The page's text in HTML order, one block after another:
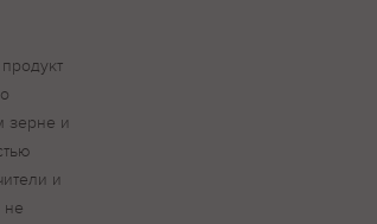
зерне и
и
не